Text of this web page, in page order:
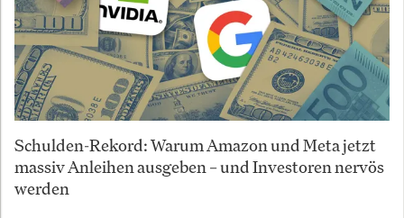
Schulden-Rekord: Warum Amazon und Meta jetzt
massiv Anleihen ausgeben – und Investoren nervös
werden